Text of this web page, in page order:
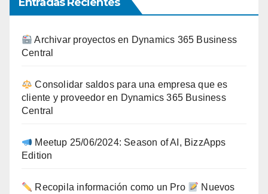
Archivar proyectos en Dynamics 365 Business
Central
Consolidar saldos para una empresa que es
cliente y proveedor en Dynamics 365 Business
Central
Meetup 25/06/2024: Season of AI, BizzApps
Edition
Recopila información como un Pro
Nuevos